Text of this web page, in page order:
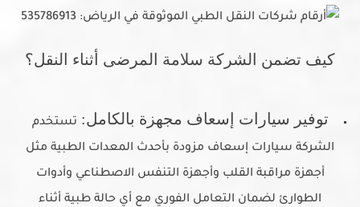
كيف تضمن الشركة سلامة المرضى أثناء النقل؟
توفير سيارات إسعاف مجهزة بالكامل: تستخدم
الشركة سيارات إسعاف مزودة بأحدث المعدات الطبية مثل
أجهزة مراقبة القلب وأجهزة التنفس الاصطناعي وأدوات
الطوارئ لضمان التعامل الفوري مع أي حالة طبية أثناء